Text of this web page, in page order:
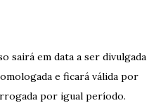
sairá em data a ser divulgada
e ficará válida por
por igual período.